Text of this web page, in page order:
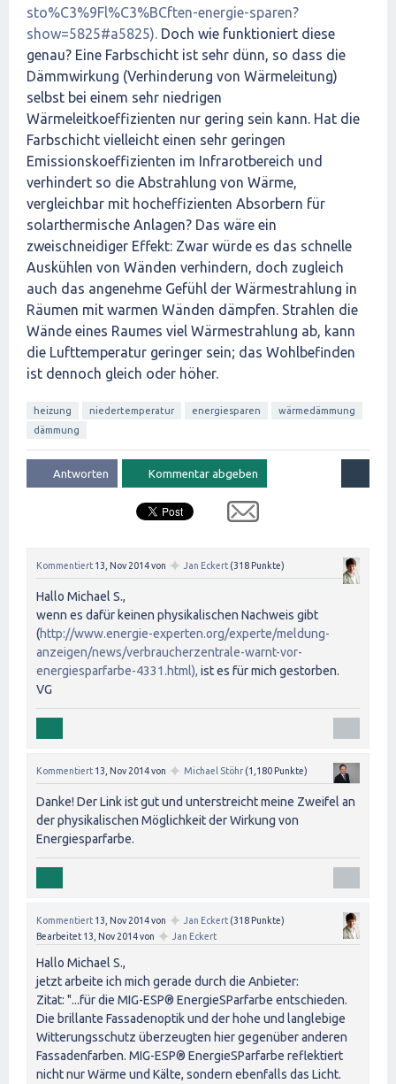
sto%C3%9Fl%C3%BCften-energie-sparen?
show=5825#a5825). Doch wie funktioniert diese
genau? Eine Farbschicht ist sehr dünn, so dass die
Dämmwirkung (Verhinderung von Wärmeleitung)
selbst bei einem sehr niedrigen
Wärmeleitkoeffizienten nur gering sein kann. Hat die
Farbschicht vielleicht einen sehr geringen
Emissionskoeffizienten im Infrarotbereich und
verhindert so die Abstrahlung von Wärme,
vergleichbar mit hocheffizienten Absorbern für
solarthermische Anlagen? Das wäre ein
zweischneidiger Effekt: Zwar würde es das schnelle
Auskühlen von Wänden verhindern, doch zugleich
auch das angenehme Gefühl der Wärmestrahlung in
Räumen mit warmen Wänden dämpfen. Strahlen die
Wände eines Raumes viel Wärmestrahlung ab, kann
die Lufttemperatur geringer sein; das Wohlbefinden
ist dennoch gleich oder höher.
heizung niedertemperatur energiesparen
wärmedämmung
dämmung
Kommentiert 13, Nov 2014von ✦ Jan Eckert (318 Punkte)
Hallo Michael S.,
wenn es dafür keinen physikalischen Nachweis gibt
(http://www.energie-experten.org/experte/meldung-
anzeigen/news/verbraucherzentrale-warnt-vor-
energiesparfarbe-4331.html), ist es für mich gestorben.
VG
Kommentiert 13, Nov 2014von ✦ Michael Stöhr (1,180 Punkte)
Danke! Der Link ist gut und unterstreicht meine Zweifel an
der physikalischen Möglichkeit der Wirkung von
Energiesparfarbe.
Kommentiert 13, Nov 2014von ✦ Jan Eckert (318 Punkte)
Bearbeitet 13, Nov 2014von ✦ Jan Eckert
Hallo Michael S.,
jetzt arbeite ich mich gerade durch die Anbieter:
Zitat: "...für die MIG-ESP® EnergieSParfarbe entschieden.
Die brillante Fassadenoptik und der hohe und langlebige
Witterungsschutz überzeugten hier gegenüber anderen
Fassadenfarben. MIG-ESP® EnergieSParfarbe reflektiert
nicht nur Wärme und Kälte, sondern ebenfalls das Licht.